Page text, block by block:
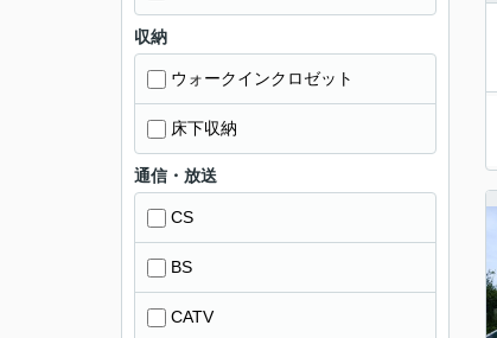
収納
ウォークインクロゼット
床下収納
通信・放送
CS
BS
CATV